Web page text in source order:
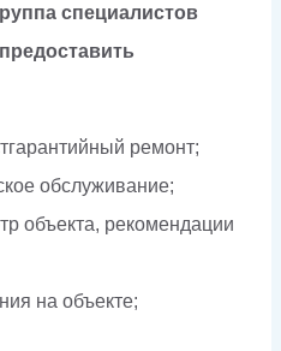
специалистов
ремонт;
обслуживание;
объекта, рекомендации
на объекте;